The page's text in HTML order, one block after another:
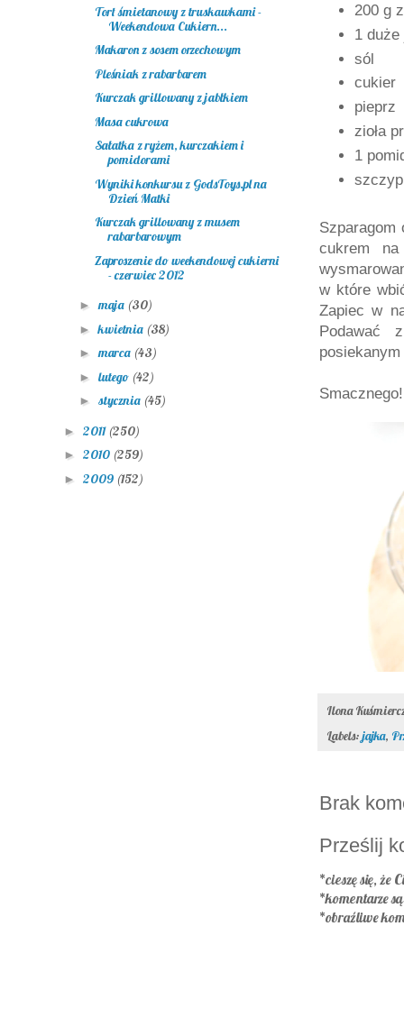
200 g
1 duże
sól
cukier
pieprz
zioła
1
Szparagom
cukrem na
w które
Zapiec w
Podawać
Ilona
Labels:jajka,
Brak
Prześlij
*cieszę się, że
*komentarze
*obraźliwe
Tort śmietanowy z truskawkami -
Weekendowa Cukiern...
Makaron z sosem orzechowym
Pleśniak z rabarbarem
Kurczak grillowany z jabłkiem
Masa cukrowa
Sałatka z ryżem, kurczakiem i
pomidorami
Wyniki konkursu z GodsToys.pl na
Dzień Matki
Kurczak grillowany z musem
rabarbarowym
Zaproszenie do weekendowej cukierni
- czerwiec 2012
►maja (30)
►kwietnia (38)
►marca (43)
► lutego (42)
► stycznia (45)
► 2011 (250)
► 2010 (259)
► 2009 (152)